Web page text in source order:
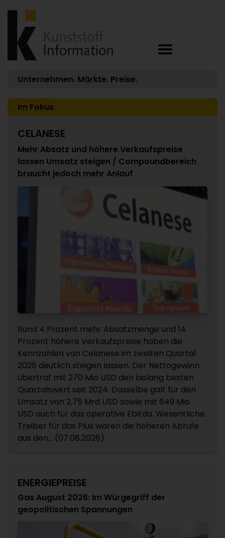
Unternehmen. Märkte. Preise.
Im Fokus
CELANESE
Mehr Absatz und höhere Verkaufspreise
lassen Umsatz steigen / Compoundbereich
braucht jedoch mehr Anlauf
Rund 4 Prozent mehr Absatzmenge und 14
Prozent höhere Verkaufspreise haben die
Kennzahlen von Celanese im zweiten Quartal
2026 deutlich steigen lassen. Der Nettogewinn
übertraf mit 270 Mio USD den bislang besten
Quartalswert seit 2024. Dasselbe galt für den
Umsatz von 2,75 Mrd USD sowie mit 649 Mio
USD auch für das operative Ebitda. Wesentliche
Treiber für das Plus waren die höheren Abrufe
aus den... (07.08.2026)
ENERGIEPREISE
Gas August 2026: Im Würgegriff der
geopolitischen Spannungen